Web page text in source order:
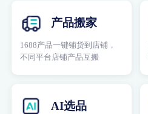
产品搬家
1688产品一键铺货到店铺，
不同平台店铺产品互搬
AI选品